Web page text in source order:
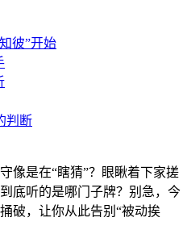
彼”开始
判断
像是在“瞎猜”？眼瞅着下家搓
底听的是哪门子牌？别急，今
破，让你从此告别“被动挨